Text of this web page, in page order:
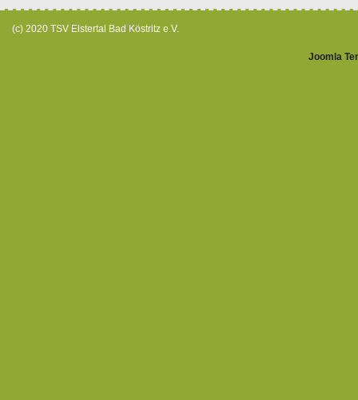
(c) 2020 TSV Elstertal Bad Köstritz e.V.
Joomla